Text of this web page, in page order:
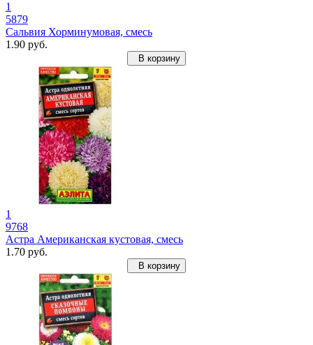
1
5879
Сальвия Хорминумовая, смесь
1.90 руб.
В корзину
1
9768
Астра Американская кустовая, смесь
1.70 руб.
В корзину